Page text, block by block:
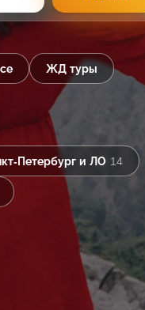
ЖД туры
Петербург и ЛО 14